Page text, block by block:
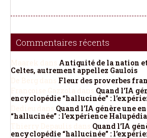
Commentaires récents
Antiquité de la nation
Celtes, autrement appellez Gaulois
Fleur des proverbes
Quand l’IA
encyclopédie “hallucinée” :
Quand l’IA génère une
“hallucinée” : l’expérience Halupédia
Quand l’IA
encyclopédie “hallucinée” :